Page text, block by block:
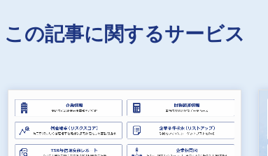
この記事に関するサービス